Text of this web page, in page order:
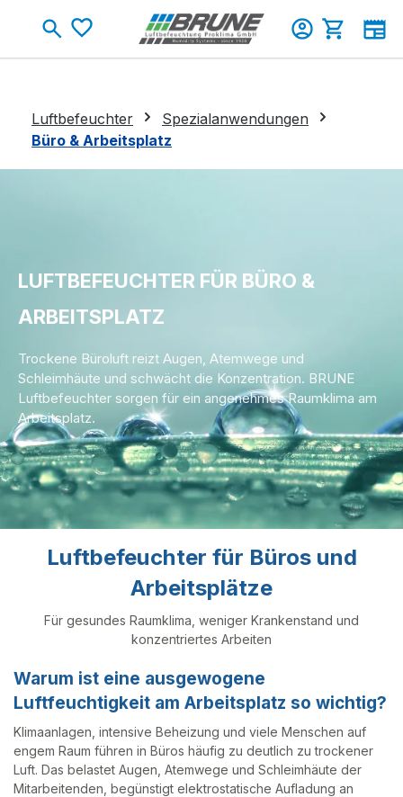
Zum Hauptinhalt springen
Luftbefeuchter
Spezialanwendungen
Büro & Arbeitsplatz
LUFTBEFEUCHTER FÜR BÜRO &
ARBEITSPLATZ
Trockene Büroluft reizt Augen, Atemwege und
Schleimhäute und schwächt die Konzentration. BRUNE
Luftbefeuchter sorgen für ein angenehmes Raumklima am
Arbeitsplatz.
Luftbefeuchter für Büros und
Arbeitsplätze
Für gesundes Raumklima, weniger Krankenstand und
konzentriertes Arbeiten
Warum ist eine ausgewogene
Luftfeuchtigkeit am Arbeitsplatz so wichtig?
Klimaanlagen, intensive Beheizung und viele Menschen auf
engem Raum führen in Büros häufig zu deutlich zu trockener
Luft. Das belastet Augen, Atemwege und Schleimhäute der
Mitarbeitenden, begünstigt elektrostatische Aufladung an